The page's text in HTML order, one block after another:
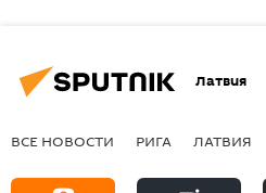
Латвия
ВСЕ НОВОСТИ РИГА ЛАТВИЯ